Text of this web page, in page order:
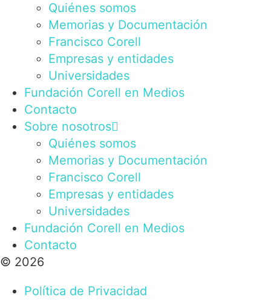
Quiénes somos
Memorias y Documentación
Francisco Corell
Empresas y entidades
Universidades
Fundación Corell en Medios
Contacto
Sobre nosotros
Quiénes somos
Memorias y Documentación
Francisco Corell
Empresas y entidades
Universidades
Fundación Corell en Medios
Contacto
© 2026
Política de Privacidad